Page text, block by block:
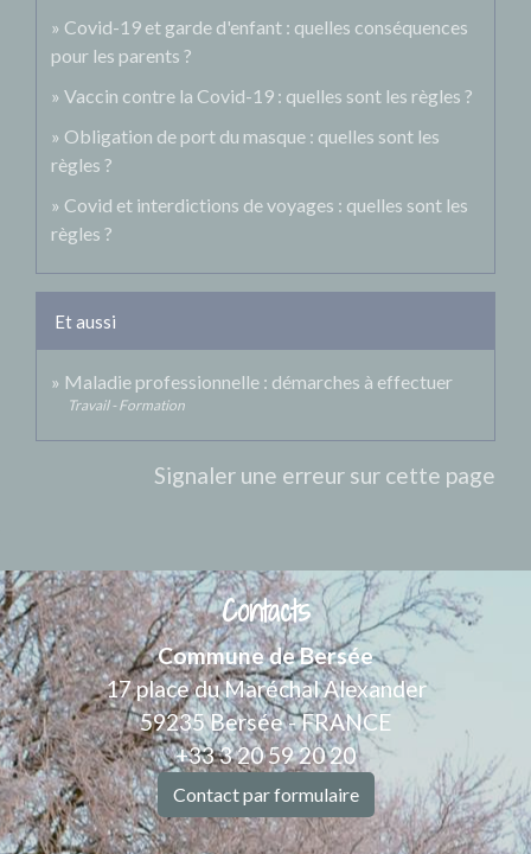
Covid-19 et garde d'enfant : quelles conséquences
pour les parents ?
Vaccin contre la Covid-19 : quelles sont les règles ?
Obligation de port du masque : quelles sont les
règles ?
Covid et interdictions de voyages : quelles sont les
règles ?
Et aussi
Maladie professionnelle : démarches à effectuer
Travail - Formation
Signaler une erreur sur cette page
Contacts
Commune de Bersée
17 place du Maréchal Alexander
59235 Bersée - FRANCE
+33 3 20 59 20 20
Contact par formulaire